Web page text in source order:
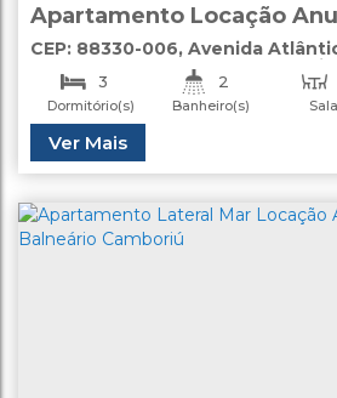
Apartamento Locação
Dormitórios Lateral Mar
Camboriú Itaipu
CEP: 88330-006, Avenida
Centro
Catarina
3
Dormitório(s)
2
Banheiro(s)
Útil:
60 .00m²
Ver Mais